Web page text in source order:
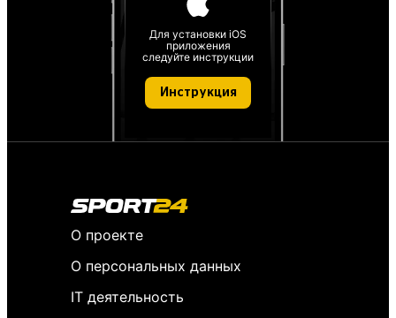
Для установки iOS
приложения
следуйте инструкции
Инструкция
О проекте
О персональных данных
IT деятельность